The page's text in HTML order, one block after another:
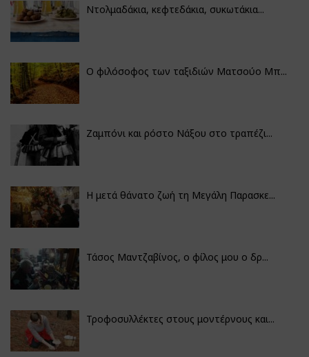
Ντολμαδάκια, κεφτεδάκια, συκωτάκια...
Ο φιλόσοφος των ταξιδιών Ματσούο Μπ...
Ζαμπόνι και ρόστο Νάξου στο τραπέζι...
Η μετά θάνατο ζωή τη Μεγάλη Παρασκε...
Τάσος Μαντζαβίνος, ο φίλος μου ο δρ...
Τροφοσυλλέκτες στους μοντέρνους και...